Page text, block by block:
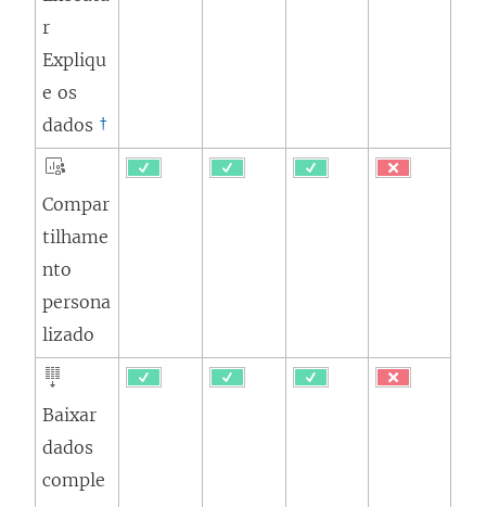
r
Expliqu
e os
dados †
Compar
tilhame
nto
persona
lizado
Baixar
dados
comple